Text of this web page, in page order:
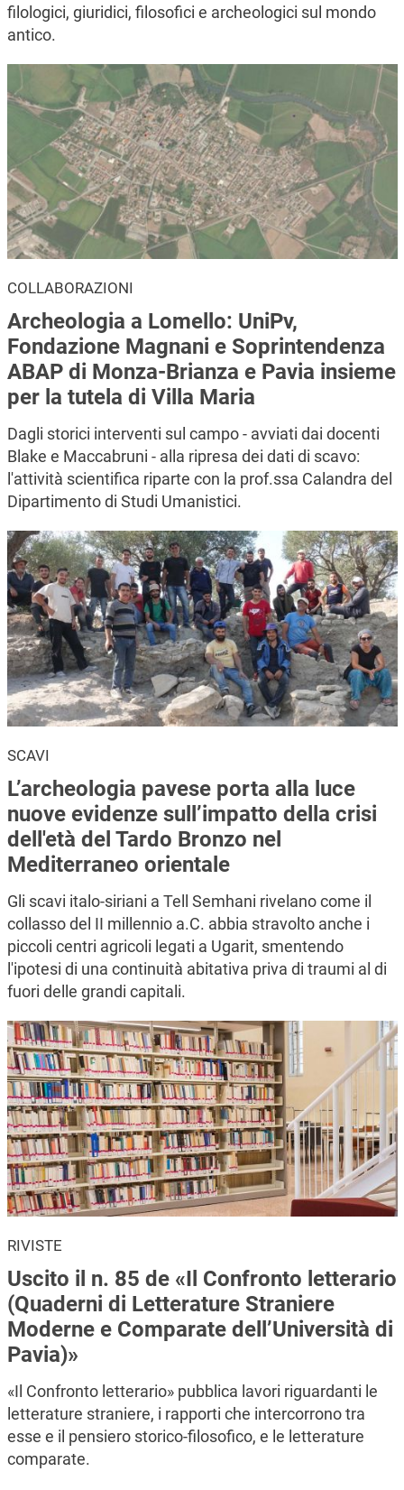
filologici, giuridici, filosofici e archeologici sul mondo
antico.
COLLABORAZIONI
Archeologia a Lomello: UniPv,
Fondazione Magnani e Soprintendenza
ABAP di Monza-Brianza e Pavia insieme
per la tutela di Villa Maria
Dagli storici interventi sul campo - avviati dai docenti
Blake e Maccabruni - alla ripresa dei dati di scavo:
l'attività scientifica riparte con la prof.ssa Calandra del
Dipartimento di Studi Umanistici.
SCAVI
L’archeologia pavese porta alla luce
nuove evidenze sull’impatto della crisi
dell'età del Tardo Bronzo nel
Mediterraneo orientale
Gli scavi italo-siriani a Tell Semhani rivelano come il
collasso del II millennio a.C. abbia stravolto anche i
piccoli centri agricoli legati a Ugarit, smentendo
l'ipotesi di una continuità abitativa priva di traumi al di
fuori delle grandi capitali.
RIVISTE
Uscito il n. 85 de «Il Confronto letterario
(Quaderni di Letterature Straniere
Moderne e Comparate dell’Università di
Pavia)»
«Il Confronto letterario» pubblica lavori riguardanti le
letterature straniere, i rapporti che intercorrono tra
esse e il pensiero storico-filosofico, e le letterature
comparate.